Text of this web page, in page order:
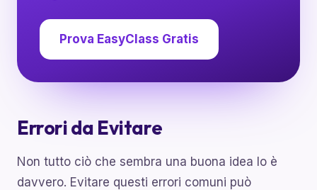
Prova EasyClass Gratis
Errori da Evitare
Non tutto ciò che sembra una buona idea lo è
davvero. Evitare questi errori comuni può